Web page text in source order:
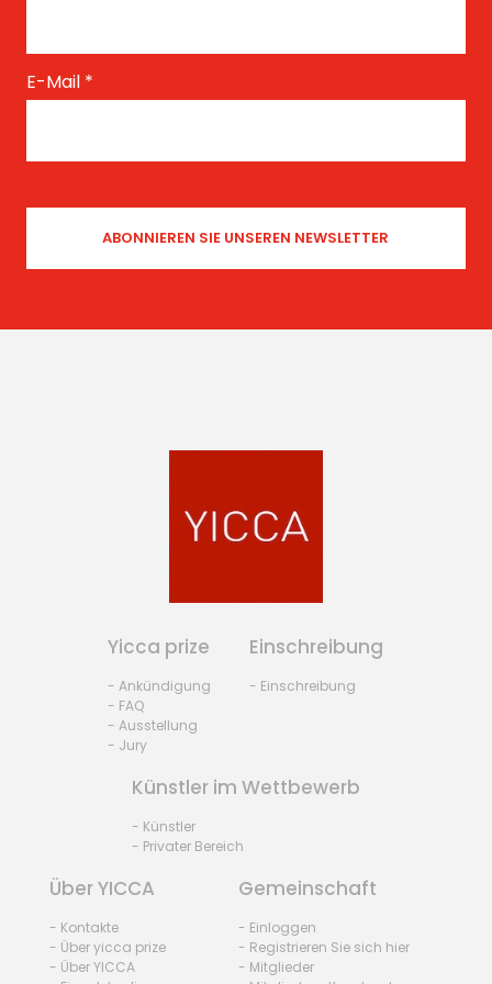
E-Mail *
Yicca prize
- Ankündigung
- FAQ
- Ausstellung
- Jury
Einschreibung
- Einschreibung
Künstler im Wettbewerb
- Künstler
- Privater Bereich
Über YICCA
- Kontakte
- Über yicca prize
- Über YICCA
Gemeinschaft
- Einloggen
- Registrieren Sie sich hier
- Mitglieder